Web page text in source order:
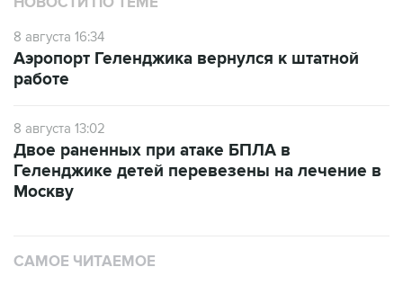
8 августа 16:34
Аэропорт Геленджика вернулся к штатной
работе
8 августа 13:02
Двое раненных при атаке БПЛА в
Геленджике детей перевезены на лечение в
Москву
САМОЕ ЧИТАЕМОЕ